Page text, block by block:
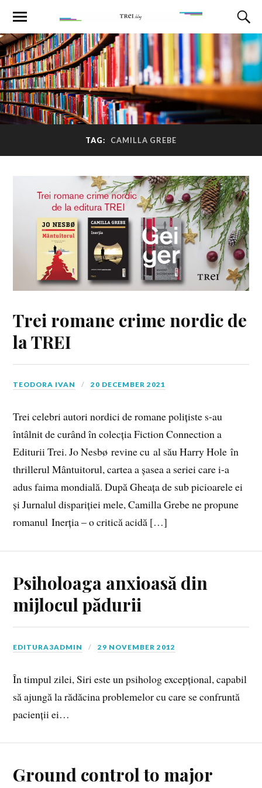
TAG: CAMILLA GREBE
Trei romane crime nordic de
la TREI
TEODORA IVAN 20 DECEMBER 2021
Trei celebri autori nordici de romane polițiste s-au
întâlnit de curând în colecția Fiction Connection a
Editurii Trei. Jo Nesbø revine cu al său Harry Hole în
thrillerul Mântuitorul, cartea a șasea a seriei care i-a
adus faima mondială. După Gheața de sub picioarele ei
și Jurnalul dispariției mele, Camilla Grebe ne propune
romanul Inerția – o critică acidă […]
Psiholoaga anxioasă din
mijlocul pădurii
EDITURA3ADMIN 29 NOVEMBER 2012
În timpul zilei, Siri este un psiholog excepțional, capabil
să ajungă la rădăcina problemelor cu care se confruntă
pacienții ei…
Ground control to major